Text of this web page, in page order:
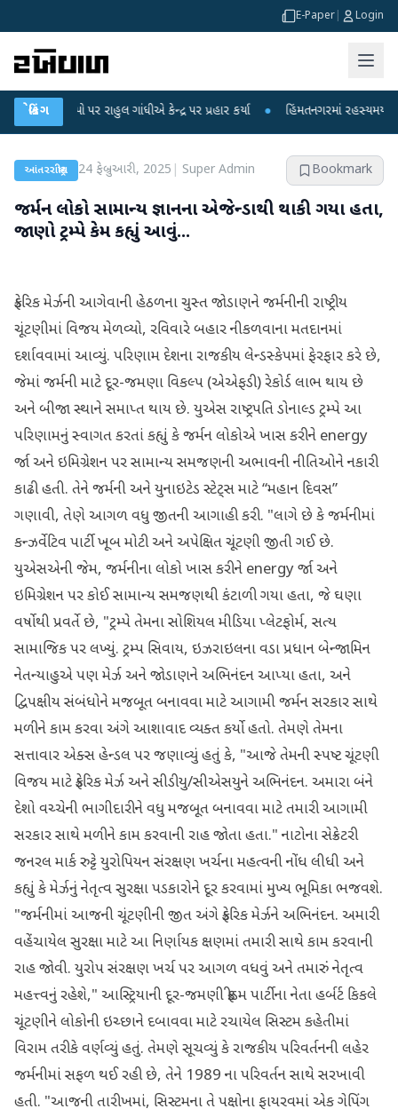
E-Paper Login
બ્રેકિંગ
પર રાહુલ ગાંધીએ કેન્દ્ર પર પ્રહાર કર્યા ● હિંમતનગરમાં રહસ્યમય વાયરસ કે
આંતરરાષ્ટ્રીય 24 ફેબ્રુઆરી, 2025 Super Admin Bookmark
જર્મન લોકો સામાન્ય જ્ઞાનના એજેન્ડાથી થાકી ગયા હતા,
જાણો ટ્રમ્પે કેમ કહ્યું આવું...
ફ્રેડરિક મેર્ઝની આગેવાની હેઠળના ચુસ્ત જોડાણને જર્મનીની રાષ્ટ્રીય
ચૂંટણીમાં વિજય મેળવ્યો, રવિવારે બહાર નીકળવાના મતદાનમાં
દર્શાવવામાં આવ્યું. પરિણામ દેશના રાજકીય લેન્ડસ્કેપમાં ફેરફાર કરે છે,
જેમાં જર્મની માટે દૂર-જમણા વિકલ્પ (એએફડી) રેકોર્ડ લાભ થાય છે
અને બીજા સ્થાને સમાપ્ત થાય છે. યુએસ રાષ્ટ્રપતિ ડોનાલ્ડ ટ્રમ્પે આ
પરિણામનું સ્વાગત કરતાં કહ્યું કે જર્મન લોકોએ ખાસ કરીને energy
ર્જા અને ઇમિગ્રેશન પર સામાન્ય સમજણની અભાવની નીતિઓને નકારી
કાઢી હતી. તેને જર્મની અને યુનાઇટેડ સ્ટેટ્સ માટે “મહાન દિવસ”
ગણાવી, તેણે આગળ વધુ જીતની આગાહી કરી. "લાગે છે કે જર્મનીમાં
કન્ઝર્વેટિવ પાર્ટી ખૂબ મોટી અને અપેક્ષિત ચૂંટણી જીતી ગઈ છે.
યુએસએની જેમ, જર્મનીના લોકો ખાસ કરીને energy ર્જા અને
ઇમિગ્રેશન પર કોઈ સામાન્ય સમજણથી કંટાળી ગયા હતા, જે ઘણા
વર્ષોથી પ્રવર્તે છે, "ટ્રમ્પે તેમના સોશિયલ મીડિયા પ્લેટફોર્મ, સત્ય
સામાજિક પર લખ્યું. ટ્રમ્પ સિવાય, ઇઝરાઇલના વડા પ્રધાન બેન્જામિન
નેતન્યાહુએ પણ મેર્ઝ અને જોડાણને અભિનંદન આપ્યા હતા, અને
દ્વિપક્ષીય સંબંધોને મજબૂત બનાવવા માટે આગામી જર્મન સરકાર સાથે
મળીને કામ કરવા અંગે આશાવાદ વ્યક્ત કર્યો હતો. તેમણે તેમના
સત્તાવાર એક્સ હેન્ડલ પર જણાવ્યું હતું કે, "આજે તેમની સ્પષ્ટ ચૂંટણી
વિજય માટે ફ્રેડરિક મેર્ઝ અને સીડીયુ/સીએસયુને અભિનંદન. અમારા બંને
દેશો વચ્ચેની ભાગીદારીને વધુ મજબૂત બનાવવા માટે તમારી આગામી
સરકાર સાથે મળીને કામ કરવાની રાહ જોતા હતા." નાટોના સેક્રેટરી
જનરલ માર્ક રુટ્ટે યુરોપિયન સંરક્ષણ ખર્ચના મહત્વની નોંધ લીધી અને
કહ્યું કે મેર્ઝનું નેતૃત્વ સુરક્ષા પડકારોને દૂર કરવામાં મુખ્ય ભૂમિકા ભજવશે.
"જર્મનીમાં આજની ચૂંટણીની જીત અંગે ફ્રેડરિક મેર્ઝને અભિનંદન. અમારી
વહેંચાયેલ સુરક્ષા માટે આ નિર્ણાયક ક્ષણમાં તમારી સાથે કામ કરવાની
રાહ જોવી. યુરોપ સંરક્ષણ ખર્ચ પર આગળ વધવું અને તમારું નેતૃત્વ
મહત્ત્વનું રહેશે," આસ્ટ્રિયાની દૂર-જમણી ફ્રીડમ પાર્ટીના નેતા હર્બર્ટ કિકલે
ચૂંટણીને લોકોની ઇચ્છાને દબાવવા માટે રચાયેલ સિસ્ટમ કહેતીમાં
વિરામ તરીકે વર્ણવ્યું હતું. તેમણે સૂચવ્યું કે રાજકીય પરિવર્તનની લહેર
જર્મનીમાં સફળ થઈ રહી છે, તેને 1989 ના પરિવર્તન સાથે સરખાવી
હતી. "આજની તારીખમાં, સિસ્ટમના તે પક્ષોના ફાયરવમાં એક ગેપિંગ